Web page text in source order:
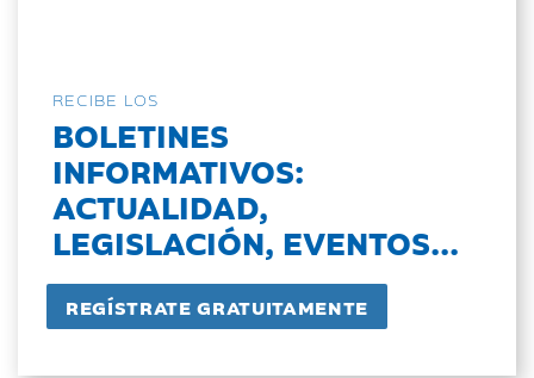
RECIBE LOS
BOLETINES
INFORMATIVOS:
ACTUALIDAD,
LEGISLACIÓN, EVENTOS...